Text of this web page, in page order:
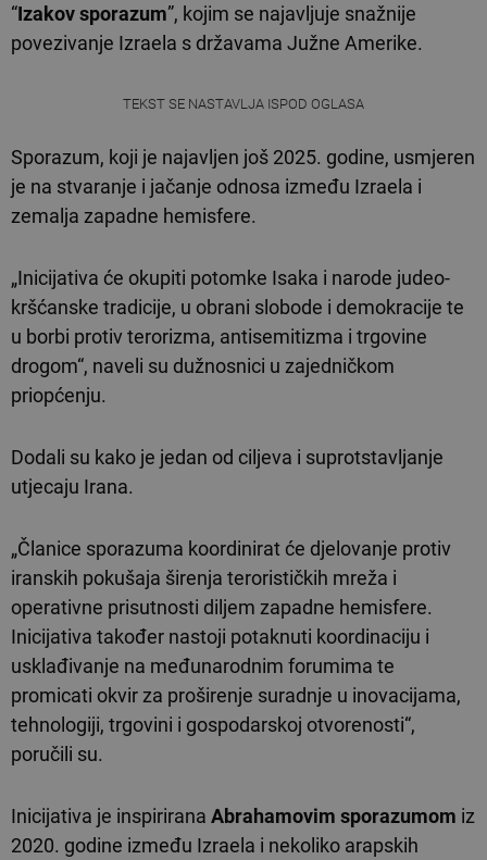
“Izakov sporazum”, kojim se najavljuje snažnije
povezivanje Izraela s državama Južne Amerike.
TEKST SE NASTAVLJA ISPOD OGLASA
Sporazum, koji je najavljen još 2025. godine, usmjeren
je na stvaranje i jačanje odnosa između Izraela i
zemalja zapadne hemisfere.
„Inicijativa će okupiti potomke Isaka i narode judeo-
kršćanske tradicije, u obrani slobode i demokracije te
u borbi protiv terorizma, antisemitizma i trgovine
drogom“, naveli su dužnosnici u zajedničkom
priopćenju.
Dodali su kako je jedan od ciljeva i suprotstavljanje
utjecaju Irana.
„Članice sporazuma koordinirat će djelovanje protiv
iranskih pokušaja širenja terorističkih mreža i
operativne prisutnosti diljem zapadne hemisfere.
Inicijativa također nastoji potaknuti koordinaciju i
usklađivanje na međunarodnim forumima te
promicati okvir za proširenje suradnje u inovacijama,
tehnologiji, trgovini i gospodarskoj otvorenosti“,
poručili su.
Inicijativa je inspirirana Abrahamovim sporazumom iz
2020. godine između Izraela i nekoliko arapskih